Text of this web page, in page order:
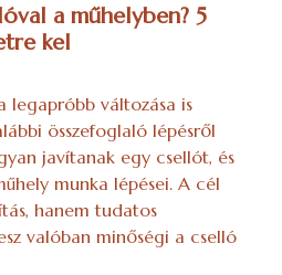
a műhelyben? 5
kel
legapróbb változása is
összefoglaló lépésről
javítanak egy csellót, és
munka lépései. A cél
hanem tudatos
valóban minőségi a cselló